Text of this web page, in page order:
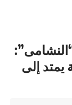
يمتد إلى